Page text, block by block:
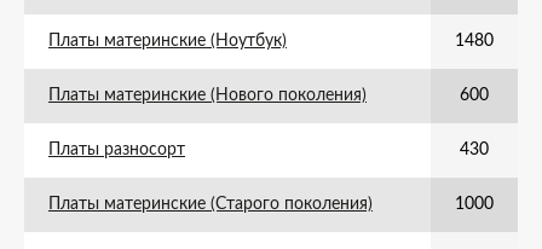
Платы материнские (Ноутбук) 1480
Платы материнские (Нового поколения) 600
Платы разносорт 430
Платы материнские (Старого поколения) 1000